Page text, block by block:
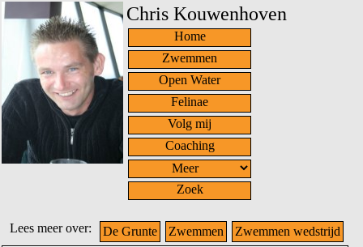
Chris Kouwenhoven
Home
Zwemmen
Open Water
Felinae
Volg mij
Coaching
Zoek
Lees meer over: De Grunte Zwemmen Zwemmen wedstrijd